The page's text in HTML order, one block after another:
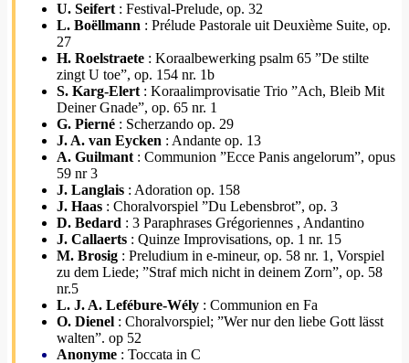
U. Seifert : Festival-Prelude, op. 32
L. Boëllmann : Prélude Pastorale uit Deuxième Suite, op.
27
H. Roelstraete : Koraalbewerking psalm 65 ”De stilte
zingt U toe”, op. 154 nr. 1b
S. Karg-Elert : Koraalimprovisatie Trio ”Ach, Bleib Mit
Deiner Gnade”, op. 65 nr. 1
G. Pierné : Scherzando op. 29
J. A. van Eycken : Andante op. 13
A. Guilmant : Communion ”Ecce Panis angelorum”, opus
59 nr 3
J. Langlais : Adoration op. 158
J. Haas : Choralvorspiel ”Du Lebensbrot”, op. 3
D. Bedard : 3 Paraphrases Grégoriennes , Andantino
J. Callaerts : Quinze Improvisations, op. 1 nr. 15
M. Brosig : Preludium in e-mineur, op. 58 nr. 1, Vorspiel
zu dem Liede; ”Straf mich nicht in deinem Zorn”, op. 58
nr.5
L. J. A. Lefébure-Wély : Communion en Fa
O. Dienel : Choralvorspiel; ”Wer nur den liebe Gott lässt
walten”. op 52
Anonyme : Toccata in C